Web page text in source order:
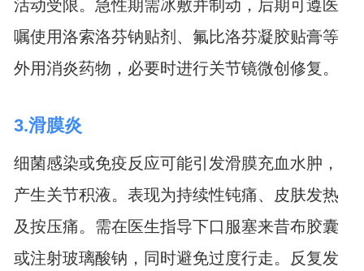
活动受限。急性期需冰敷并制动，后期可遵医
嘱使用洛索洛芬钠贴剂、氟比洛芬凝胶贴膏等
外用消炎药物，必要时进行关节镜微创修复。
3.滑膜炎
细菌感染或免疫反应可能引发滑膜充血水肿，
产生关节积液。表现为持续性钝痛、皮肤发热
及按压痛。需在医生指导下口服塞来昔布胶囊
或注射玻璃酸钠，同时避免过度行走。反复发